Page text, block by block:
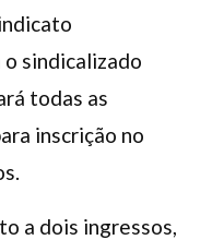
sindicalizado
todas as
inscrição no
a dois ingressos,